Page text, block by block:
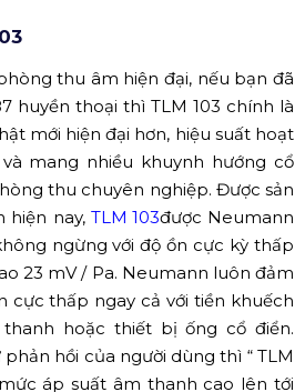
thu âm hiện đại, nếu bạn đã
huyền thoại thì TLM 103 chính là
mới hiện đại hơn, hiệu suất hoạt
mang nhiều khuynh hướng cổ
thu chuyên nghiệp. Được sản
hiện nay, TLM 103được Neumann
ngừng với độ ồn cực kỳ thấp
23 mV / Pa. Neumann luôn đảm
cực thấp ngay cả với tiền khuếch
hoặc thiết bị ống cổ điển.
hồi của người dùng thì “ TLM
áp suất âm thanh cao lên tới